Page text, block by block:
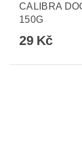
CALIBRA
150G
29 Kč